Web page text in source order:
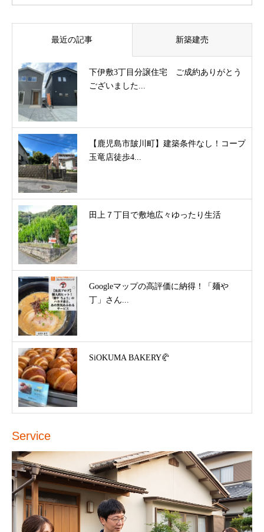
最近の記事 新築建売
下伊敷3丁目分譲住宅 ご成約ありがとう
ございました...
【鹿児島市皷川町】建築条件なし！コープ
玉竜店徒歩4...
田上７丁目で敷地広々ゆったり生活
Googleマップの高評価に納得！「麺や
丁」さん...
SiOKUMA BAKERY🥐
Service